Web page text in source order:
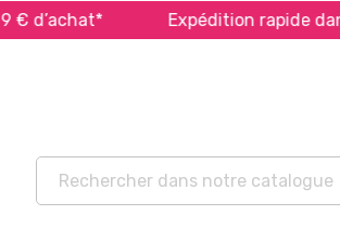
Expédition rapide dans